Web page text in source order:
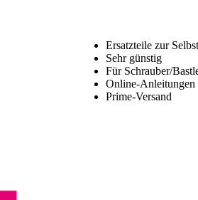
Ersatzteile zur
Sehr günstig
Für Schrauber/
Online-Anleitungen
Prime-Versand